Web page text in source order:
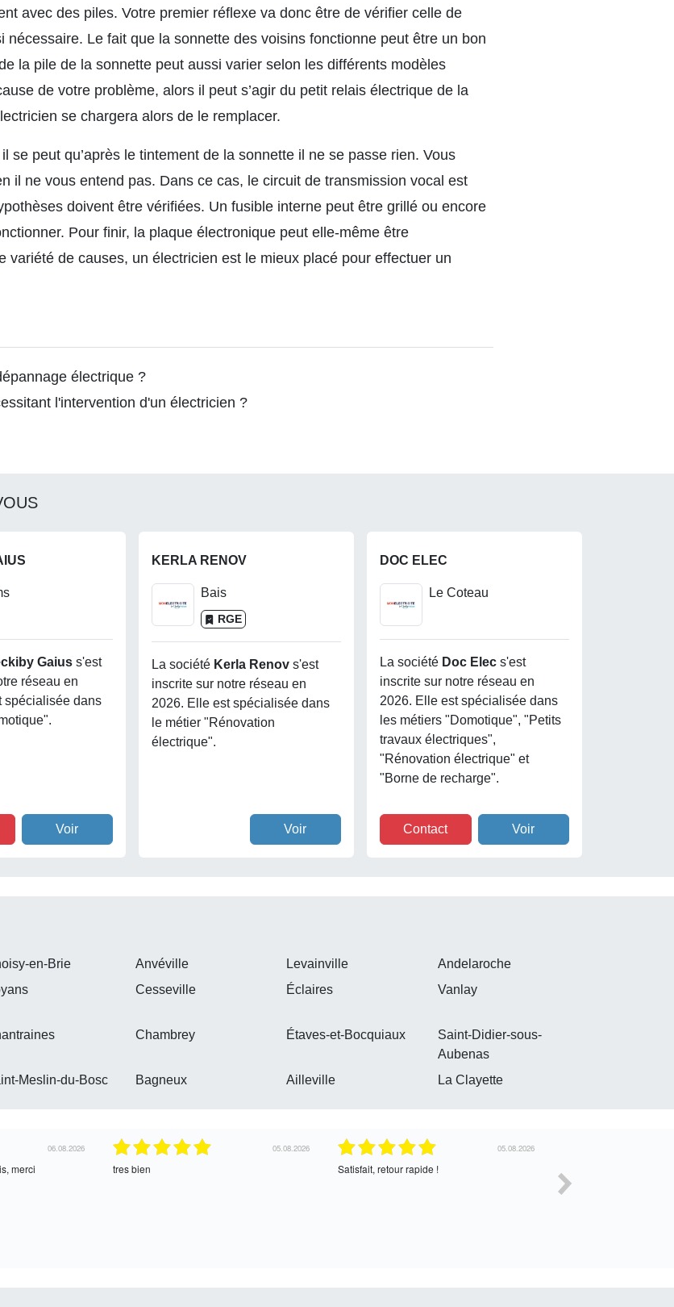
avec des piles. Votre premier réflexe va donc être de vérifier celle de
nécessaire. Le fait que la sonnette des voisins fonctionne peut être un bon
la pile de la sonnette peut aussi varier selon les différents modèles
de votre problème, alors il peut s’agir du petit relais électrique de la
se chargera alors de le remplacer.
se peut qu’après le tintement de la sonnette il ne se passe rien. Vous
il ne vous entend pas. Dans ce cas, le circuit de transmission vocal est
doivent être vérifiées. Un fusible interne peut être grillé ou encore
Pour finir, la plaque électronique peut elle-même être
variété de causes, un électricien est le mieux placé pour effectuer un
électrique ?
l'intervention d'un électricien ?
Gaius s'est
réseau en
spécialisée dans
Voir
KERLA RENOV
Bais
RGE
La société Kerla Renov s'est
inscrite sur notre réseau en
2026. Elle est spécialisée dans
le métier "Rénovation
électrique".
Voir
DOC ELEC
Le Coteau
La société Doc Elec s'est
inscrite sur notre réseau en
2026. Elle est spécialisée dans
les métiers "Domotique", "Petits
travaux électriques",
"Rénovation électrique" et
"Borne de recharge".
Contact Voir
en-Brie Anvéville Levainville
Andelaroche
Cesseville Éclaires Vanlay
Chambrey Étaves-et-Bocquiaux
Saint-Didier-sous-
Aubenas
Meslin-du-Bosc Bagneux Ailleville La Clayette
04.08.2026 04.08.2026
oui, merci
30.07.2026
Satisfait de l’échange, assez cordial. En